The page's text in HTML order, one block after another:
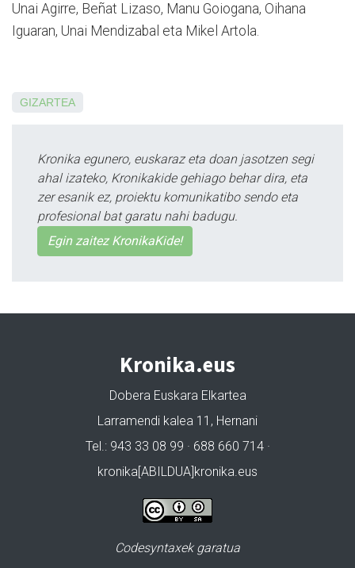
Unai Agirre, Beñat Lizaso, Manu Goiogana, Oihana
Iguaran, Unai Mendizabal eta Mikel Artola.
GIZARTEA
Kronika egunero, euskaraz eta doan jasotzen segi
ahal izateko, Kronikakide gehiago behar dira, eta
zer esanik ez, proiektu komunikatibo sendo eta
profesional bat garatu nahi badugu.
Egin zaitez KronikaKide!
Kronika.eus
Dobera Euskara Elkartea
Larramendi kalea 11, Hernani
Tel.: 943 33 08 99 · 688 660 714 ·
kronika[ABILDUA]kronika.eus
Codesyntaxek garatua